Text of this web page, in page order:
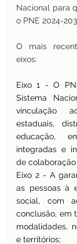
Nacional para
o PNE 2024-
O mais
eixos:
Eixo 1 - O
Sistema
vinculação
estaduais,
educação,
integradas e
de
Eixo 2 - A
as pessoas à
social, com
conclusão, em
modalidades,
e territórios;